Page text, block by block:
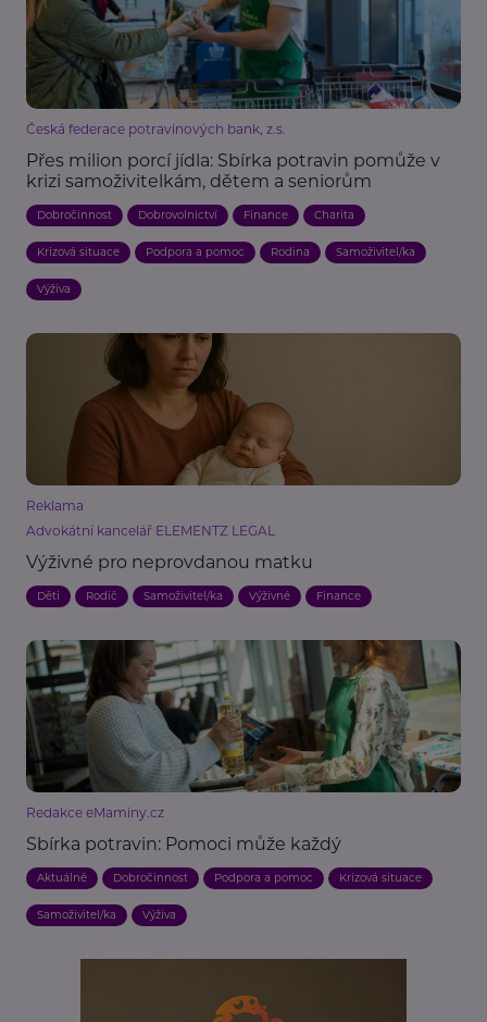
Česká federace potravinových bank, z.s.
Přes milion porcí jídla: Sbírka potravin pomůže v
krizi samoživitelkám, dětem a seniorům
Dobročinnost Dobrovolnictví Finance Charita
Krizová situace Podpora a pomoc Rodina Samoživitel/ka
Výživa
Reklama
Advokátní kancelář ELEMENTZ LEGAL
Výživné pro neprovdanou matku
Děti Rodič Samoživitel/ka Výživné Finance
Redakce eMaminy.cz
Sbírka potravin: Pomoci může každý
Aktuálně Dobročinnost Podpora a pomoc Krizová situace
Samoživitel/ka Výživa